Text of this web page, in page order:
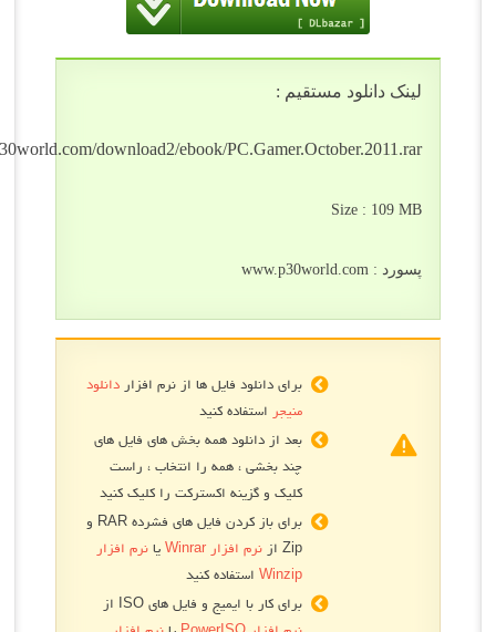
دانلود مستقیم :
https://files.p30world.com/download2/ebook/
Size : 109
برای دانلود فایل ها از نرم افزار دانلود
استفاده کنید
بعد از دانلود همه بخش های فایل های
چند بخشی ، همه را انتخاب ، راست
کلیک و گزینه اکسترکت را کلیک کنید
برای باز کردن فایل های فشرده RAR و
نرم افزار Winrar یانرم افزار
استفاده کنید
برای کار با ایمیج و فایل های ISO از